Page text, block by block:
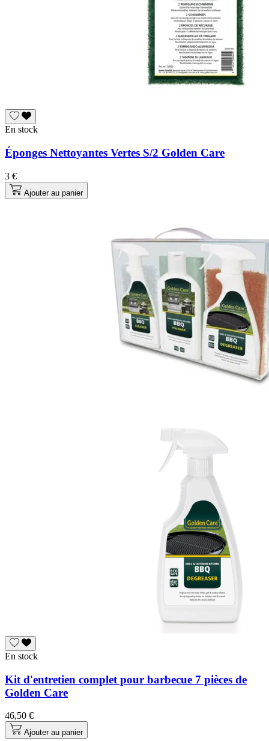
En stock
Éponges Nettoyantes Vertes S/2 Golden Care
3 €
Ajouter au panier
En stock
Kit d'entretien complet pour barbecue 7 pièces de
Golden Care
46,50 €
Ajouter au panier